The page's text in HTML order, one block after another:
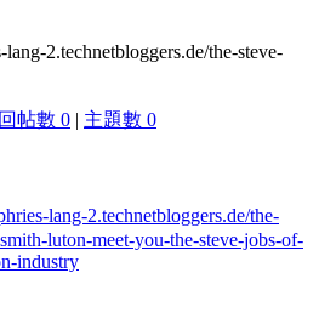
2.technetbloggers.de/the-steve-
回帖數 0 | 主題數 0
lang-2.technetbloggers.de/the-
luton-meet-you-the-steve-jobs-of-
industry